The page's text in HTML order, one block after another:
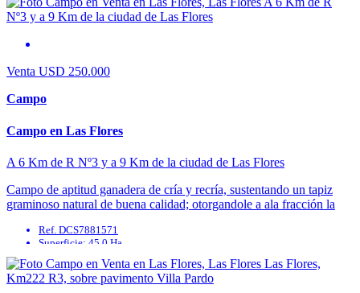
Agua Potable: No
Cable: No
Venta USD 250.000
Campo
Campo en Las Flores
A 6 Km de R Nº3 y a 9 Km de la ciudad de Las Flores
Campo de aptitud ganadera de cría y recría, sustentando un tapiz
graminoso natural de buena calidad; otorgandole a ala fracción la
Ref. DCS7881571
Superficie: 45.0 Ha
Agua Potable: No
Cable: No